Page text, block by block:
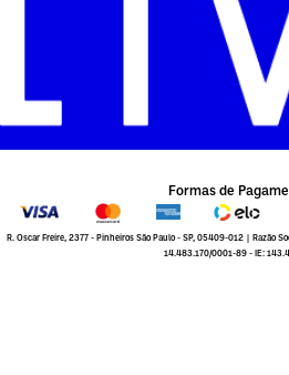
Formas de
R. Oscar Freire, 2377 - Pinheiros São Paulo - SP, 05409-012 | Razão
14.483.170/0001-89 - IE: